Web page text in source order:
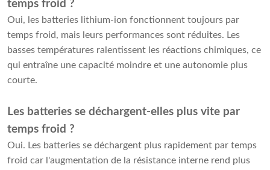
temps froid ?
Oui, les batteries lithium-ion fonctionnent toujours par
temps froid, mais leurs performances sont réduites. Les
basses températures ralentissent les réactions chimiques, ce
qui entraîne une capacité moindre et une autonomie plus
courte.
Les batteries se déchargent-elles plus vite par
temps froid ?
Oui. Les batteries se déchargent plus rapidement par temps
froid car l'augmentation de la résistance interne rend plus